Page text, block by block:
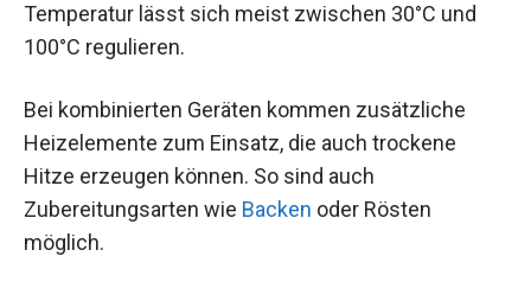
Temperatur lässt sich meist zwischen 30°C und
100°C regulieren.
Bei kombinierten Geräten kommen zusätzliche
Heizelemente zum Einsatz, die auch trockene
Hitze erzeugen können. So sind auch
Zubereitungsarten wie Backen oder Rösten
möglich.